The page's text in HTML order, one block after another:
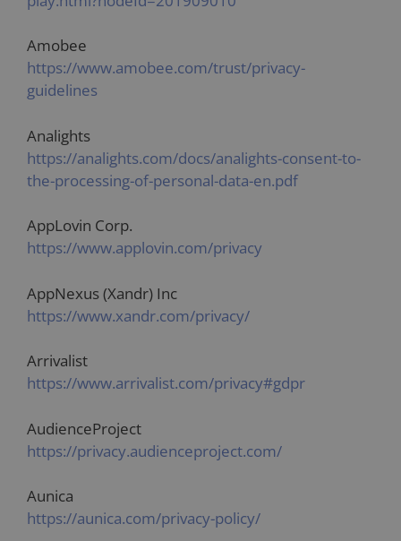
Amobee
https://www.amobee.com/trust/privacy-
guidelines
Analights
https://analights.com/docs/analights-consent-to-
the-processing-of-personal-data-en.pdf
AppLovin Corp.
https://www.applovin.com/privacy
AppNexus (Xandr) Inc
https://www.xandr.com/privacy/
Arrivalist
https://www.arrivalist.com/privacy#gdpr
AudienceProject
https://privacy.audienceproject.com/
Aunica
https://aunica.com/privacy-policy/